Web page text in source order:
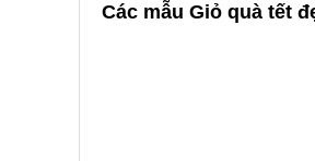
Các mẫu Giỏ quà tết